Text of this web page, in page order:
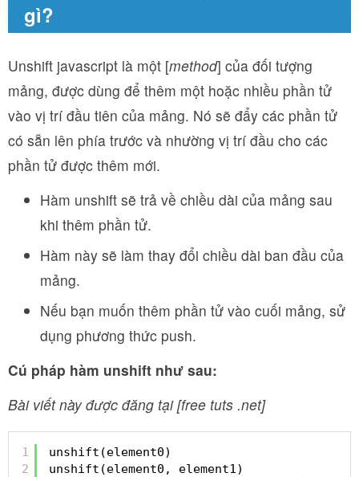
gì?
Unshift javascript là một [method] của đối tượng
mảng, được dùng để thêm một hoặc nhiều phần tử
vào vị trí đầu tiên của mảng. Nó sẽ đẩy các phần tử
có sẵn lên phía trước và nhường vị trí đầu cho các
phần tử được thêm mới.
Hàm unshift sẽ trả về chiều dài của mảng sau
khi thêm phần tử.
Hàm này sẽ làm thay đổi chiều dài ban đầu của
mảng.
Nếu bạn muốn thêm phần tử vào cuối mảng, sử
dụng phương thức push.
Cú pháp hàm unshift như sau:
Bài viết này được đăng tại [free tuts .net]
1
2
unshift(element0)
unshift(element0, element1)